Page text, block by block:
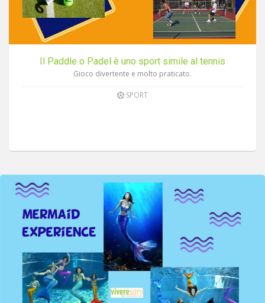
Il Paddle o Padel è uno sport simile al tennis
Gioco divertente e molto praticato.
SPORT